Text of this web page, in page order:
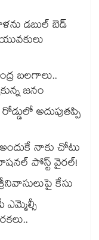
డబుల్ బెడ్
బలగాలు..
జనం
అదుపుతప్పి
నాకు చోటు
పోస్ట్ వైరల్!
కేసు
ఎమ్మెల్సీ